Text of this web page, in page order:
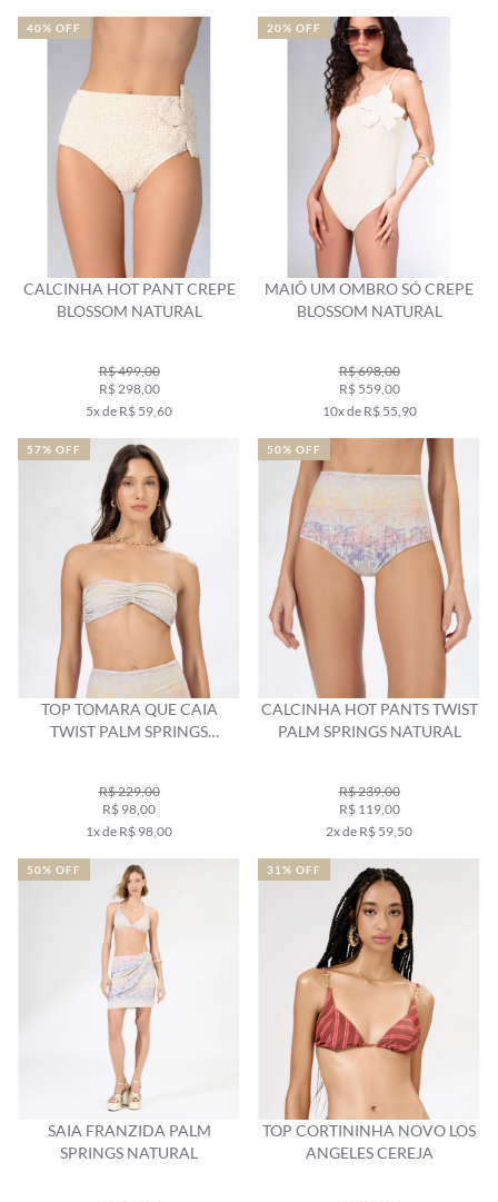
CALCINHA HOT PANT CREPE
BLOSSOM NATURAL
R$ 499,00
R$ 298,00
5x de R$ 59,60
40% OFF
MAIÔ UM OMBRO SÓ CREPE
BLOSSOM NATURAL
R$ 698,00
R$ 559,00
10x de R$ 55,90
20% OFF
TOP TOMARA QUE CAIA
TWIST PALM SPRINGS
R$ 229,00
R$ 98,00
1x de R$ 98,00
57% OFF
CALCINHA HOT PANTS TWIST
PALM SPRINGS NATURAL
R$ 239,00
R$ 119,00
2x de R$ 59,50
50% OFF
SAIA FRANZIDA PALM
SPRINGS NATURAL
50% OFF
TOP CORTININHA NOVO LOS
ANGELES CEREJA
31% OFF